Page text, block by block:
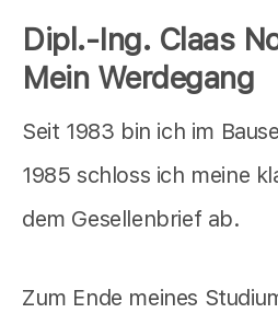
Dipl.-Ing. Claas
Mein Werdegang
Seit 1983 bin ich im
1985 schloss ich meine
dem Gesellenbrief ab.
Zum Ende meines